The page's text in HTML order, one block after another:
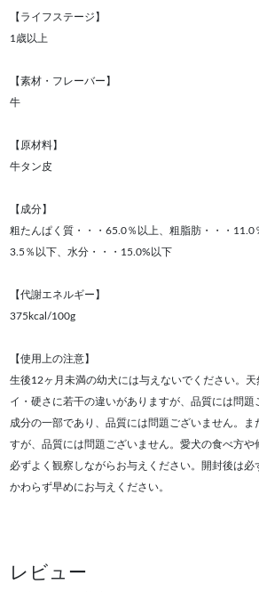
【ライフステージ】
1歳以上
【素材・フレーバー】
牛
【原材料】
牛タン皮
【成分】
粗たんぱく質・・・65.0％以上、粗脂肪・・・11.0
3.5％以下、水分・・・15.0%以下
【代謝エネルギー】
375kcal/100g
【使用上の注意】
生後12ヶ月未満の幼犬には与えないでください。
イ・硬さに若干の違いがありますが、品質には問
成分の一部であり、品質には問題ございません。
すが、品質には問題ございません。愛犬の食べ方
必ずよく観察しながらお与えください。開封後は
かわらず早めにお与えください。
レビュー